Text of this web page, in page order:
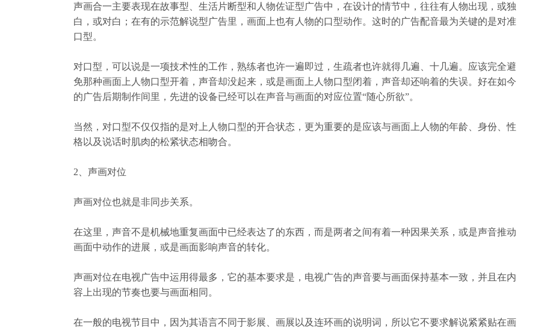
声画合一主要表现在故事型、生活片断型和人物佐证型广告中，在设计的情节中，往往有人物出现，或独
白，或对白；在有的示范解说型广告里，画面上也有人物的口型动作。这时的广告配音最为关键的是对准
口型。
对口型，可以说是一项技术性的工作，熟练者也许一遍即过，生疏者也许就得几遍、十几遍。应该完全避
免那种画面上人物口型开着，声音却没起来，或是画面上人物口型闭着，声音却还响着的失误。好在如今
的广告后期制作间里，先进的设备已经可以在声音与画面的对应位置“随心所欲”。
当然，对口型不仅仅指的是对上人物口型的开合状态，更为重要的是应该与画面上人物的年龄、身份、性
格以及说话时肌肉的松紧状态相吻合。
2 、声画对位
声画对位也就是非同步关系。
在这里，声音不是机械地重复画面中已经表达了的东西，而是两者之间有着一种因果关系，或是声音推动
画面中动作的进展，或是画面影响声音的转化。
声画对位在电视广告中运用得最多，它的基本要求是，电视广告的声音要与画面保持基本一致，并且在内
容上出现的节奏也要与画面相同。
在一般的电视节目中，因为其语言不同于影展、画展以及连环画的说明词，所以它不要求解说紧紧贴在画